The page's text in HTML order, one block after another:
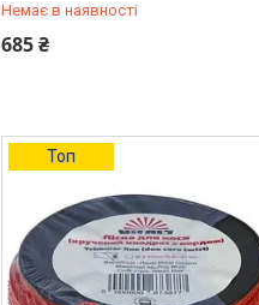
Немає в наявності
685 ₴
+380 (99) 454-50-15
Топ